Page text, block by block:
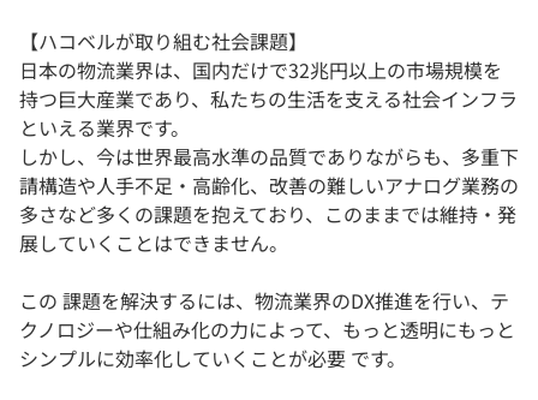
【ハコベルが取り組む社会課題】
日本の物流業界は、国内だけで32兆円以上の市場規模を
持つ巨大産業であり、私たちの生活を支える社会インフラ
といえる業界です。
しかし、今は世界最高水準の品質でありながらも、多重下
請構造や人手不足・高齢化、改善の難しいアナログ業務の
多さなど多くの課題を抱えており、このままでは維持・発
展していくことはできません。
この 課題を解決するには、物流業界のDX推進を行い、テ
クノロジーや仕組み化の力によって、もっと透明にもっと
シンプルに効率化していくことが必要 です。